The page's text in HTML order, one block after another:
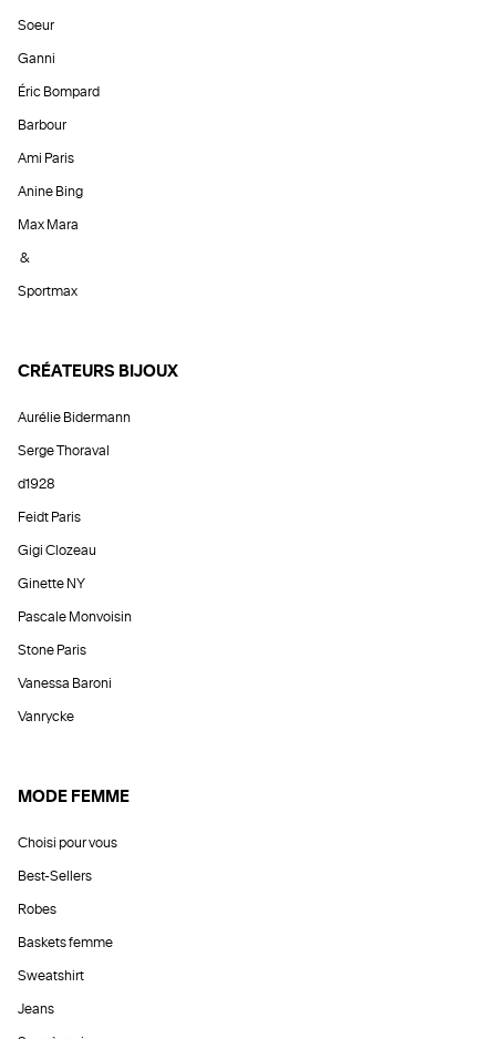
Soeur
Ganni
Éric Bompard
Barbour
Ami Paris
Anine Bing
Max Mara
&
Sportmax
CRÉATEURS BIJOUX
Aurélie Bidermann
Serge Thoraval
d1928
Feidt Paris
Gigi Clozeau
Ginette NY
Pascale Monvoisin
Stone Paris
Vanessa Baroni
Vanrycke
MODE FEMME
Choisi pour vous
Best-Sellers
Robes
Baskets femme
Sweatshirt
Jeans